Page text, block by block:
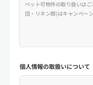
個人情報の取扱いについて